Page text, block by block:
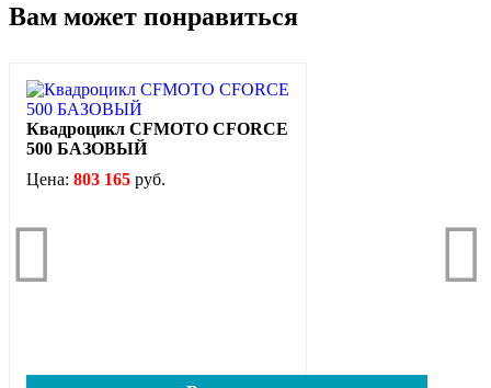
Вам может понравиться
Квадроцикл CFMOTO CFORCE
500 БАЗОВЫЙ
Цена: 803 165 руб.